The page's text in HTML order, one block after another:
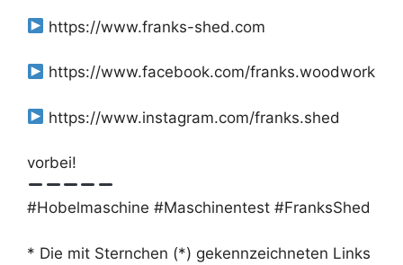
https://www.franks-shed.com
https://www.facebook.com/franks.woodwork
https://www.instagram.com/franks.shed
vorbei!
#Hobelmaschine #Maschinentest #FranksShed
* Die mit Sternchen (*) gekennzeichneten Links